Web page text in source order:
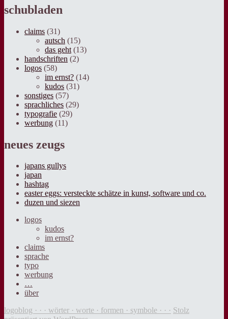
schubladen
claims (31)
autsch (15)
das geht (13)
handschriften (2)
logos (58)
im ernst? (14)
kudos (31)
sonstiges (57)
sprachliches (29)
typografie (29)
werbung (11)
neues zeugs
japans gullys
japan
hashtag
easter eggs: versteckte schätze in kunst, software und co.
duzen und siezen
logos
kudos
im ernst?
claims
sprache
typo
werbung
…
über
logoblog · · · wörter · worte · formen · symbole · · · Stolz